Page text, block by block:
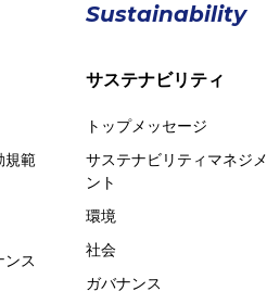
規範
ンス
Sustainability
サステナビリティ
トップメッセージ
サステナビリティマネジメ
ント
環境
社会
ガバナンス